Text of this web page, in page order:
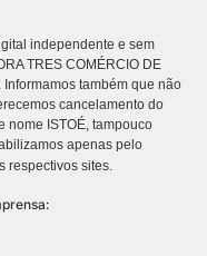
independente e sem
TRES COMÉRCIO DE
também que não
cancelamento do
nome ISTOÉ, tampouco
apenas pelo
respectivos sites.